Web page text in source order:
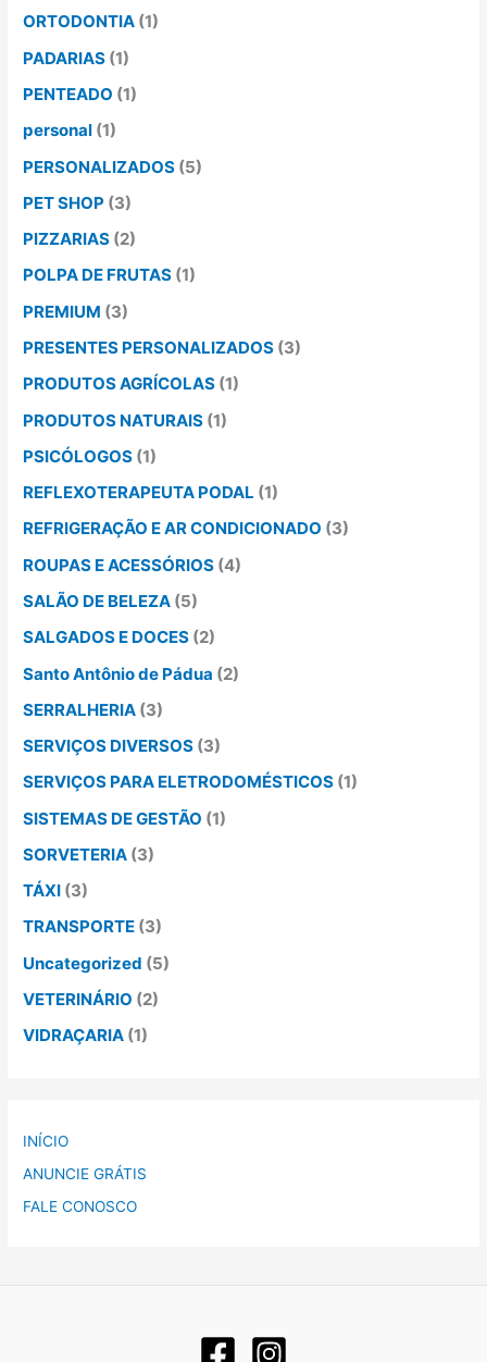
ORTODONTIA (1)
PADARIAS (1)
PENTEADO (1)
personal (1)
PERSONALIZADOS (5)
PET SHOP (3)
PIZZARIAS (2)
POLPA DE FRUTAS (1)
PREMIUM (3)
PRESENTES PERSONALIZADOS (3)
PRODUTOS AGRÍCOLAS (1)
PRODUTOS NATURAIS (1)
PSICÓLOGOS (1)
REFLEXOTERAPEUTA PODAL (1)
REFRIGERAÇÃO E AR CONDICIONADO (3)
ROUPAS E ACESSÓRIOS (4)
SALÃO DE BELEZA (5)
SALGADOS E DOCES (2)
Santo Antônio de Pádua (2)
SERRALHERIA (3)
SERVIÇOS DIVERSOS (3)
SERVIÇOS PARA ELETRODOMÉSTICOS (1)
SISTEMAS DE GESTÃO (1)
SORVETERIA (3)
TÁXI (3)
TRANSPORTE (3)
Uncategorized (5)
VETERINÁRIO (2)
VIDRAÇARIA (1)
INÍCIO
ANUNCIE GRÁTIS
FALE CONOSCO